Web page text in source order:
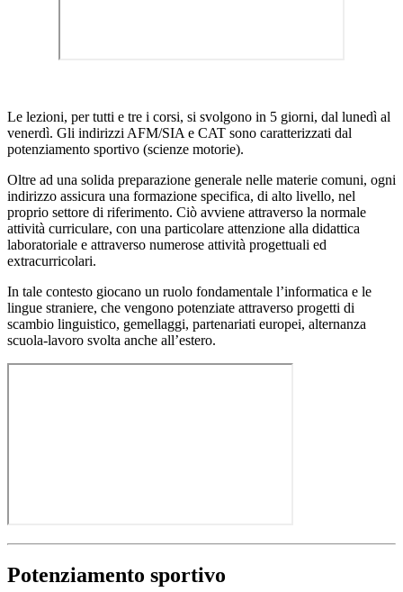
Le lezioni, per tutti e tre i corsi, si svolgono in 5 giorni, dal lunedì al
venerdì. Gli indirizzi AFM/SIA e CAT sono caratterizzati dal
potenziamento sportivo (scienze motorie).
Oltre ad una solida preparazione generale nelle materie comuni, ogni
indirizzo assicura una formazione specifica, di alto livello, nel
proprio settore di riferimento. Ciò avviene attraverso la normale
attività curriculare, con una particolare attenzione alla didattica
laboratoriale e attraverso numerose attività progettuali ed
extracurricolari.
In tale contesto giocano un ruolo fondamentale l’informatica e le
lingue straniere, che vengono potenziate attraverso progetti di
scambio linguistico, gemellaggi, partenariati europei, alternanza
scuola-lavoro svolta anche all’estero.
Potenziamento sportivo